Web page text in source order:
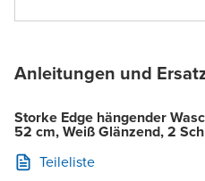
Anleitungen und
Storke Edge hängender
52 cm, Weiß Glänzend, 2
Teileliste